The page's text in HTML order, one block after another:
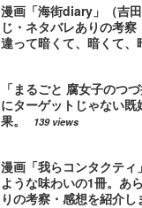
漫画「海街diary」（吉
じ・ネタバレありの考
違って暗くて、暗くて、
「まるごと 腐女子のつ
にターゲットじゃない
果。
139 views
漫画「我らコンタクティ
ような味わいの1冊。あ
りの考察・感想を紹介し